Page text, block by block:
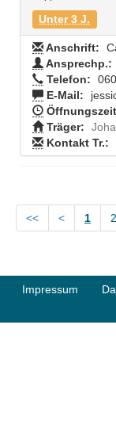
Unter 3 J.
Anschrift:
Ansprechp.:
Telefon:
E-Mail:
Träger:
Kontakt Tr.:
<< < 1 2
Impressum